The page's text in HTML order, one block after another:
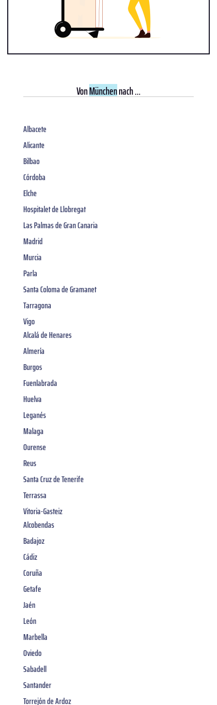
VonMünchennach ...
Albacete
Alicante
Bilbao
Córdoba
Elche
Hospitalet de Llobregat
Las Palmas de Gran Canaria
Madrid
Murcia
Parla
Santa Coloma de Gramanet
Tarragona
Vigo
Alcalá de Henares
Almería
Burgos
Fuenlabrada
Huelva
Leganés
Malaga
Ourense
Reus
Santa Cruz de Tenerife
Terrassa
Vitoria-Gasteiz
Alcobendas
Badajoz
Cádiz
Coruña
Getafe
Jaén
León
Marbella
Oviedo
Sabadell
Santander
Torrejón de Ardoz